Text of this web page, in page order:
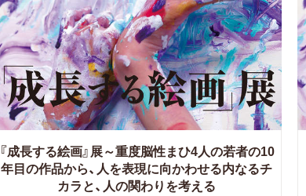
『成長する絵画』展～重度脳性まひ4人の若者の10
年目の作品から、人を表現に向かわせる内なるチ
カラと、人の関わりを考える